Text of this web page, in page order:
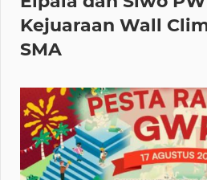
Kejuaraan Wall
SMA